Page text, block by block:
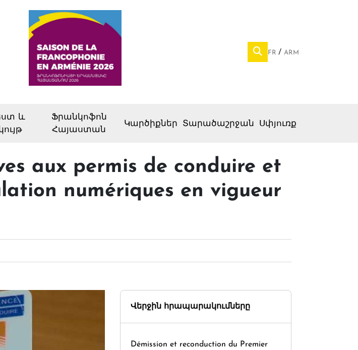
FR ARM
և
Ֆրանկոֆոն
Հայաստան
Կարծիքներ Տարածաշրջան Սփյուռք
aux permis de conduire et
numériques en vigueur
Վերջին հրապարակումները
Démission et reconduction du Premier